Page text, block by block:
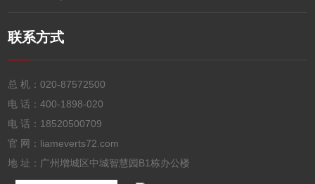
联系方式
总 机：020-87572500
电 话：400-1898-020
电 话： 18520500709
官 网：liameverts72.com
地 址：广州增城区中城智慧园B1栋办公楼